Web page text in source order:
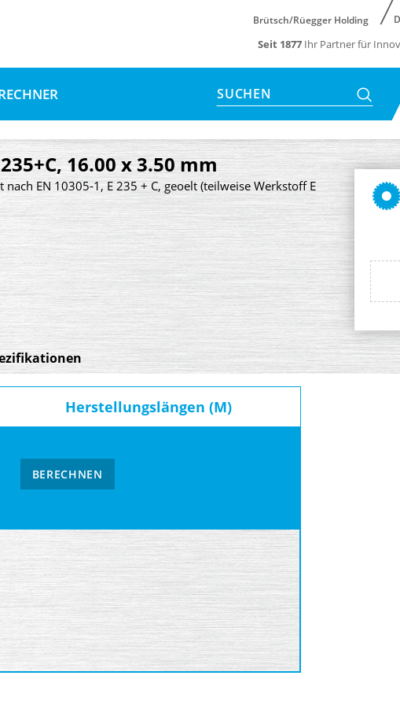
Brütsch/Rüegger Holding
Seit 1877 Ihr Partner für
SUCHEN
16.00 x 3.50 mm
EN 10305-1, E 235 + C, geoelt (teilweise Werkstoff E
Herstellungslängen (M)
BERECHNEN